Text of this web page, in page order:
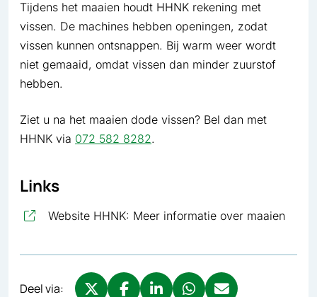
Tijdens het maaien houdt HHNK rekening met
vissen. De machines hebben openingen, zodat
vissen kunnen ontsnappen. Bij warm weer wordt
niet gemaaid, omdat vissen dan minder zuurstof
hebben.
Ziet u na het maaien dode vissen? Bel dan met
HHNK via 072 582 8282.
Links
Website HHNK: Meer informatie over maaien
Deel via: